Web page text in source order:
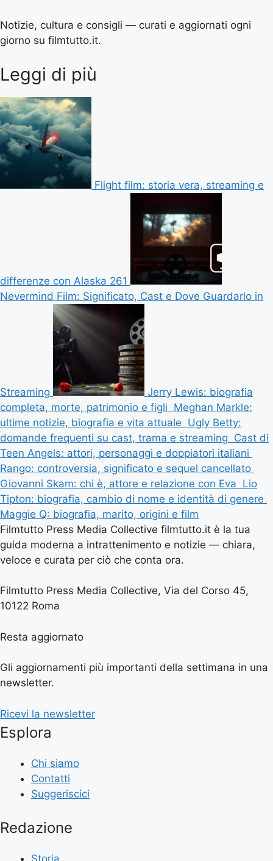
Notizie, cultura e consigli — curati e aggiornati ogni
giorno su filmtutto.it.
Leggi di più
Flight film: storia vera, streaming e
differenze con Alaska 261
Nevermind Film: Significato, Cast e Dove Guardarlo in
Streaming
Jerry Lewis: biografia
completa, morte, patrimonio e figli Meghan Markle:
ultime notizie, biografia e vita attuale Ugly Betty:
domande frequenti su cast, trama e streaming Cast di
Teen Angels: attori, personaggi e doppiatori italiani
Rango: controversia, significato e sequel cancellato
Giovanni Skam: chi è, attore e relazione con Eva Lio
Tipton: biografia, cambio di nome e identità di genere
Maggie Q: biografia, marito, origini e film
Filmtutto Press Media Collective filmtutto.it è la tua
guida moderna a intrattenimento e notizie — chiara,
veloce e curata per ciò che conta ora.
Filmtutto Press Media Collective, Via del Corso 45,
10122 Roma
Resta aggiornato
Gli aggiornamenti più importanti della settimana in una
newsletter.
Ricevi la newsletter
Esplora
Chi siamo
Contatti
Suggeriscici
Redazione
Storia